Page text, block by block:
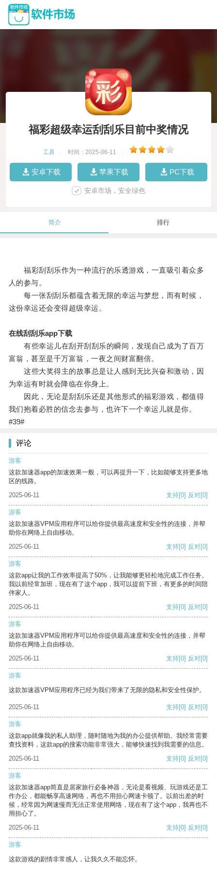
福彩超级幸运刮刮乐目前中奖情况
工具 时间：2025-06-11
安卓下载 苹果下载 PC下载
安卓市场，安全绿色
简介 排行
福彩刮刮乐作为一种流行的乐透游戏，一直吸引着众多
人的参与。
每一张刮刮乐都蕴含着无限的幸运与梦想，而有时候，
这份幸运还会变得超级幸运。
在线刮刮乐app下载
有些幸运儿在刮开刮刮乐的瞬间，发现自己成为了百万
富翁，甚至是千万富翁，一夜之间财富翻倍。
这些大奖得主的故事总是让人感到无比兴奋和激动，因
为幸运有时就会降临在你身上。
因此，无论是刮刮乐还是其他形式的福彩游戏，都值得
我们抱着必胜的信念去参与，也许下一个幸运儿就是你。
#39#
评论
游客
这款加速器app的加速效果一般，可以再提升一下，比如能够支持更多地
区的线路。
2025-06-11
支持[0] 反对[0]
游客
这款加速器VPM应用程序可以给你提供最高速度和安全性的连接，并帮
助你在网络上自由移动。
2025-06-11
支持[0] 反对[0]
游客
这款app让我的工作效率提高了50%，让我能够更轻松地完成工作任务。
我以前经常加班，现在有了这个app，我可以提前下班，有更多的时间陪
伴家人。
2025-06-11
支持[0] 反对[0]
游客
这款加速器VPM应用程序可以给你提供最高速度和安全性的连接，并帮
助你在网络上自由移动。
2025-06-11
支持[0] 反对[0]
游客
这款加速器VPM应用程序已经为我们带来了无限的隐私和安全性保护。
2025-06-11 支持[0] 反对[0]
游客
这款app就像我的私人助理，随时随地为我的办公提供帮助。我经常需要
查找资料，这款app的搜索功能非常强大，能够快速找到我需要的信息。
2025-06-11
支持[0] 反对[0]
游客
这款加速器app简直是居家旅行必备神器，无论是看视频、玩游戏还是工
作办公，都能畅享高速网络，再也不用担心网速卡顿了。以前出差的时
候，经常因为网速慢而无法正常使用网络，现在有了这个app，我再也不
用担心了。
2025-06-11
支持[0] 反对[0]
游客
这款游戏的剧情非常感人，让我久久不能忘怀。